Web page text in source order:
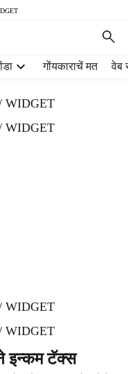
गोंयकाराचें मत वेब
WIDGET
WIDGET
WIDGET
WIDGET
इन्कम टॅक्स